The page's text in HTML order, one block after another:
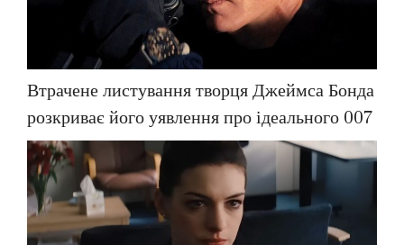
Втрачене листування творця Джеймса Бонда
розкриває його уявлення про ідеального 007